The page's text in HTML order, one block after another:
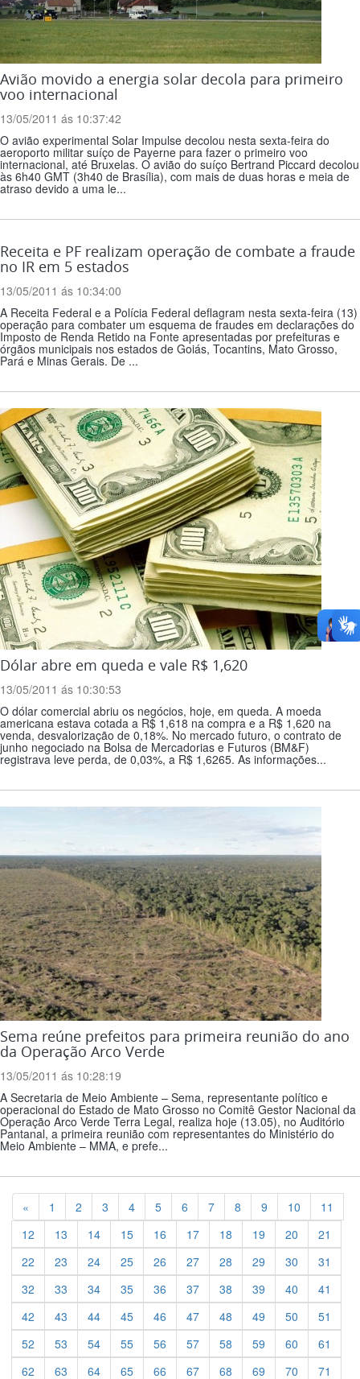
Avião movido a energia solar decola para primeiro
voo internacional
13/05/2011 ás 10:37:42
O avião experimental Solar Impulse decolou nesta sexta-feira do
aeroporto militar suíço de Payerne para fazer o primeiro voo
internacional, até Bruxelas. O avião do suíço Bertrand Piccard decolou
às 6h40 GMT (3h40 de Brasília), com mais de duas horas e meia de
atraso devido a uma le...
Receita e PF realizam operação de combate a fraude
no IR em 5 estados
13/05/2011 ás 10:34:00
A Receita Federal e a Polícia Federal deflagram nesta sexta-feira (13)
operação para combater um esquema de fraudes em declarações do
Imposto de Renda Retido na Fonte apresentadas por prefeituras e
órgãos municipais nos estados de Goiás, Tocantins, Mato Grosso,
Pará e Minas Gerais. De ...
Dólar abre em queda e vale R$ 1,620
13/05/2011 ás 10:30:53
O dólar comercial abriu os negócios, hoje, em queda. A moeda
americana estava cotada a R$ 1,618 na compra e a R$ 1,620 na
venda, desvalorização de 0,18%. No mercado futuro, o contrato de
junho negociado na Bolsa de Mercadorias e Futuros (BM&F)
registrava leve perda, de 0,03%, a R$ 1,6265. As informações...
Sema reúne prefeitos para primeira reunião do ano
da Operação Arco Verde
13/05/2011 ás 10:28:19
A Secretaria de Meio Ambiente – Sema, representante político e
operacional do Estado de Mato Grosso no Comitê Gestor Nacional da
Operação Arco Verde Terra Legal, realiza hoje (13.05), no Auditório
Pantanal, a primeira reunião com representantes do Ministério do
Meio Ambiente – MMA, e prefe...
« Previous
1 2 3 4 5 6 7 8 9 10
11
12
13 14 15 16 17 18 19 20
21
22
23 24 25 26 27 28 29 30
31
32
33 34 35 36 37 38 39 40
41
42
43 44 45 46 47 48 49 50
51
52
53 54 55 56 57 58 59 60
61
62
63 64 65 66 67 68 69 70 71